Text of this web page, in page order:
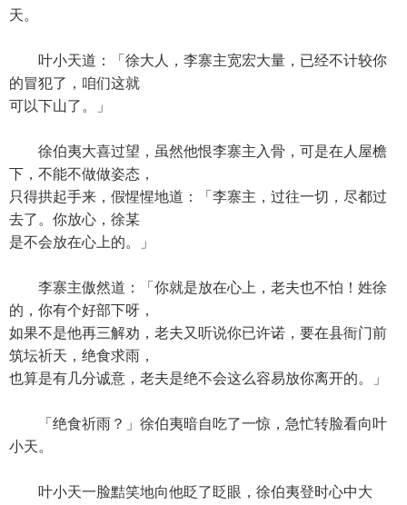
天。
叶小天道：「徐大人，李寨主宽宏大量，已经不计较你
的冒犯了，咱们这就
可以下山了。」
徐伯夷大喜过望，虽然他恨李寨主入骨，可是在人屋檐
下，不能不做做姿态，
只得拱起手来，假惺惺地道：「李寨主，过往一切，尽都过
去了。你放心，徐某
是不会放在心上的。」
李寨主傲然道：「你就是放在心上，老夫也不怕！姓徐
的，你有个好部下呀，
如果不是他再三解劝，老夫又听说你已许诺，要在县衙门前
筑坛祈天，绝食求雨，
也算是有几分诚意，老夫是绝不会这么容易放你离开的。」
「绝食祈雨？」徐伯夷暗自吃了一惊，急忙转脸看向叶
小天。
叶小天一脸黠笑地向他眨了眨眼，徐伯夷登时心中大